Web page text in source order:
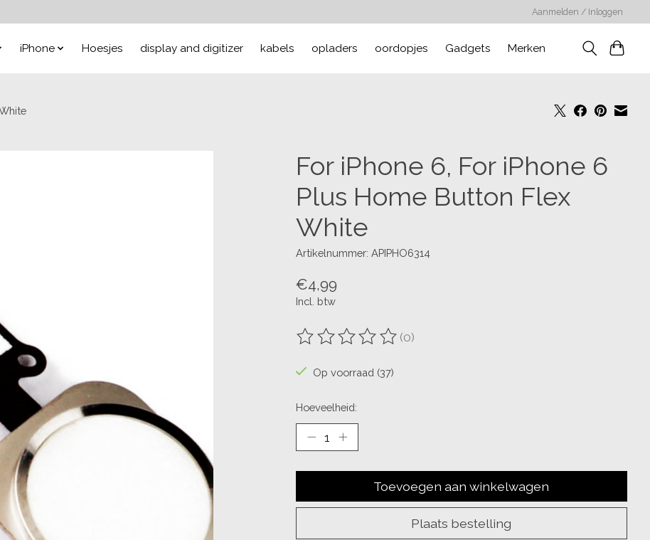
Aanmelden / Inloggen
iPhone Hoesjes display and digitizer kabels opladers oordopjes Gadgets Merken
For iPhone 6, For iPhone 6
Plus Home Button Flex
White
Artikelnummer: APIPHO6314
€4,99
Incl. btw
De beoordeling van dit product is
(0)
Op voorraad (37)
Hoeveelheid:
Toevoegen aan winkelwagen
Plaats bestelling